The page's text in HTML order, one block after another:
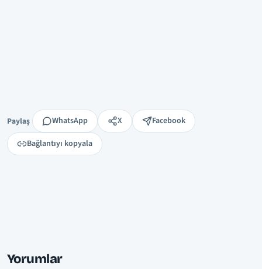
Paylaş
Paylaş WhatsApp X
Facebook
Bağlantıyı kopyala
Yorumlar